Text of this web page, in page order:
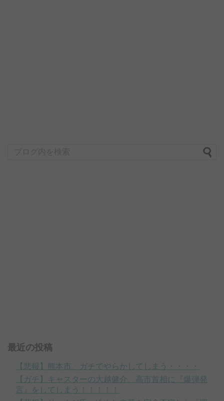
最近の投稿
【悲報】熊本市、ガチでやらかしてしまう・・・・
【ガチ】キャスターの大越健介、高市首相に『爆弾発
言』をしてしまう！！！！！